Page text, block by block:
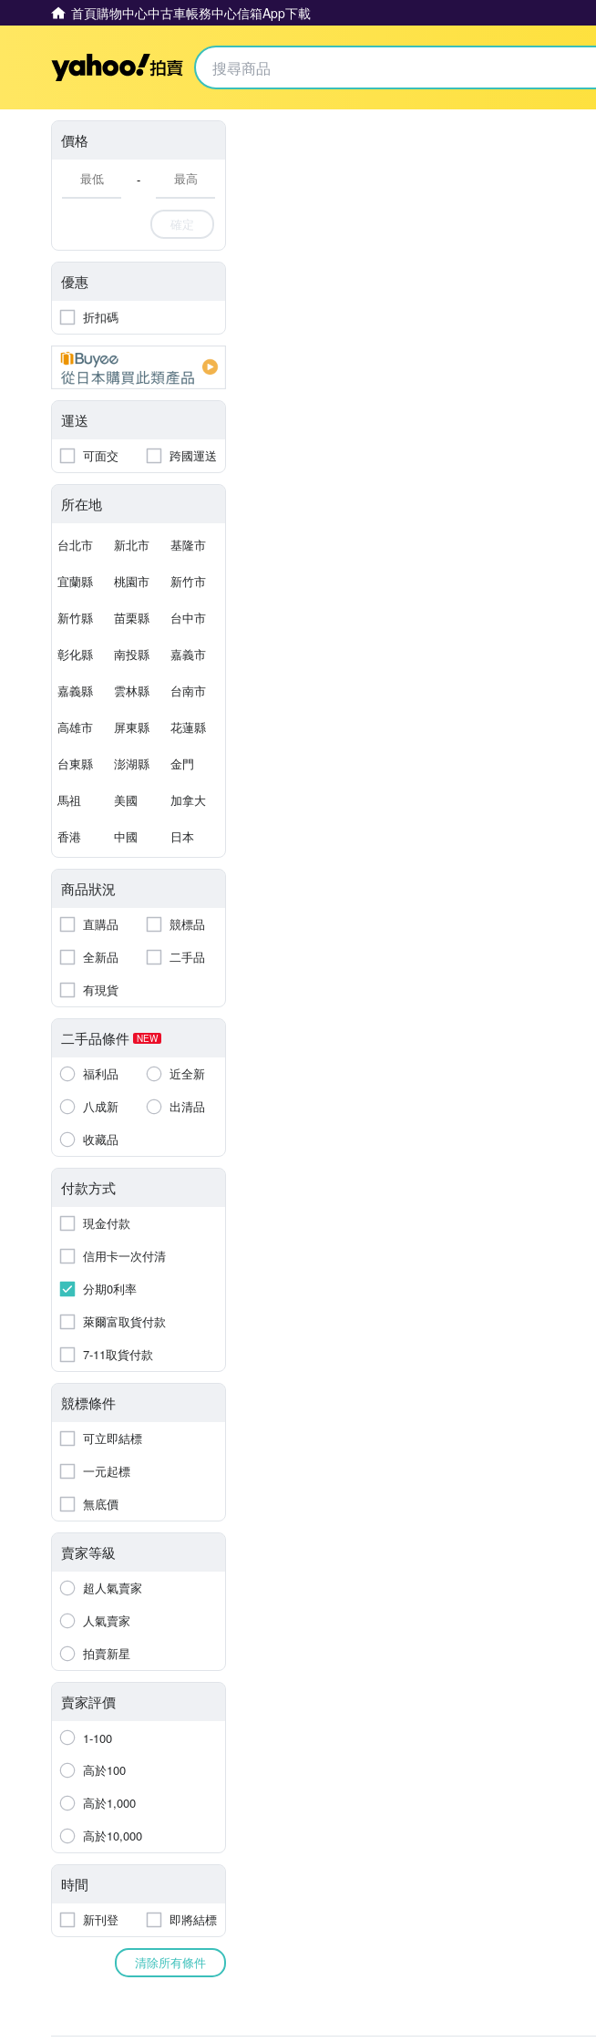
首頁購物中心中古車帳務中心信箱App下載
Yahoo拍賣
價格
-
確定
優惠
折扣碼
運送
可面交 跨國運送
所在地
台北市 新北市 基隆市
宜蘭縣 桃園市 新竹市
新竹縣 苗栗縣 台中市
彰化縣 南投縣 嘉義市
嘉義縣 雲林縣 台南市
高雄市 屏東縣 花蓮縣
台東縣 澎湖縣 金門
馬祖 美國 加拿大
香港 中國 日本
商品狀況
直購品
競標品
全新品
二手品
有現貨
二手品條件 NEW
福利品
近全新
八成新
出清品
收藏品
付款方式
現金付款
信用卡一次付清
分期0利率
萊爾富取貨付款
7-11取貨付款
競標條件
可立即結標
一元起標
無底價
賣家等級
超人氣賣家
人氣賣家
拍賣新星
賣家評價
1-100
高於100
高於1,000
高於10,000
時間
新刊登 即將結標
清除所有條件